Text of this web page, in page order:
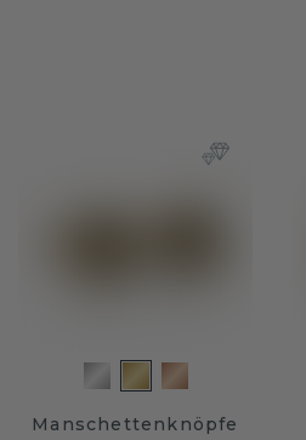
Manschettenknöpfe